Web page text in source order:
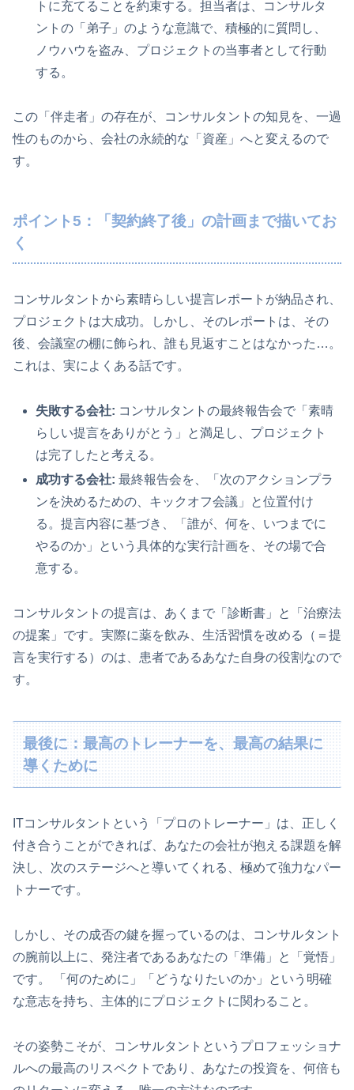
トに充てることを約束する。担当者は、コンサルタ
ントの「弟子」のような意識で、積極的に質問し、
ノウハウを盗み、プロジェクトの当事者として行動
する。
この「伴走者」の存在が、コンサルタントの知見を、一過
性のものから、会社の永続的な「資産」へと変えるので
す。
ポイント5：「契約終了後」の計画まで描いてお
く
コンサルタントから素晴らしい提言レポートが納品され、
プロジェクトは大成功。しかし、そのレポートは、その
後、会議室の棚に飾られ、誰も見返すことはなかった…。
これは、実によくある話です。
失敗する会社: コンサルタントの最終報告会で「素晴
らしい提言をありがとう」と満足し、プロジェクト
は完了したと考える。
成功する会社: 最終報告会を、「次のアクションプラ
ンを決めるための、キックオフ会議」と位置付け
る。提言内容に基づき、「誰が、何を、いつまでに
やるのか」という具体的な実行計画を、その場で合
意する。
コンサルタントの提言は、あくまで「診断書」と「治療法
の提案」です。実際に薬を飲み、生活習慣を改める（＝提
言を実行する）のは、患者であるあなた自身の役割なので
す。
最後に：最高のトレーナーを、最高の結果に
導くために
ITコンサルタントという「プロのトレーナー」は、正しく
付き合うことができれば、あなたの会社が抱える課題を解
決し、次のステージへと導いてくれる、極めて強力なパー
トナーです。
しかし、その成否の鍵を握っているのは、コンサルタント
の腕前以上に、発注者であるあなたの「準備」と「覚悟」
です。 「何のために」「どうなりたいのか」という明確
な意志を持ち、主体的にプロジェクトに関わること。
その姿勢こそが、コンサルタントというプロフェッショナ
ルへの最高のリスペクトであり、あなたの投資を、何倍も